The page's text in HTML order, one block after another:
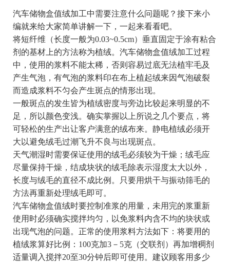
汽车储物盒值绒加工中需要注意什么问题呢？接下来小
编就来给大家简单讲解一下，一起来看看吧。
将短纤维（长度一般为0.03~0.5cm）垂直固定于涂有粘合
剂的基材上的方法称为植绒。汽车储物盒值绒加工过程
中，使用的浆料不能太稀，否则容易过底无法植牢毛及
产生气泡，有气泡的浆料印在布上植起绒来因气泡破裂
而造成浆料不匀会产生斑点的情形出现。
一般斑点的发生皆为植绒密度与旁边比较起来明显的不
足，所以颜色变浅。确实掌握以上所说之几个要点，将
可轻松的生产出让客户满意的绒布来。静电植绒必须开
大以避免绒毛过潮飞升不良与出现斑点。
天气潮湿时需要保证使用的绒毛必须较为干燥；绒毛应
尽量保持干燥，结成块状的绒毛除表示湿度太大以外，
长度与绒毛的直径不成比例。只要用烘干与振动筛毛的
方法再重新处理绒毛即可。
汽车储物盒值绒时要控制准浆的用量，未用完的浆重新
使用时必须确实搅拌均匀，以免浆料内含不均的块状或
出现气泡的问题。正常的使用浆料方法如下：将要用的
植绒浆算好比例：100克加3－5克（交联剂）再加增稠剂
适量调入搅拌20至30分钟后即可使用。建议顾客用多少